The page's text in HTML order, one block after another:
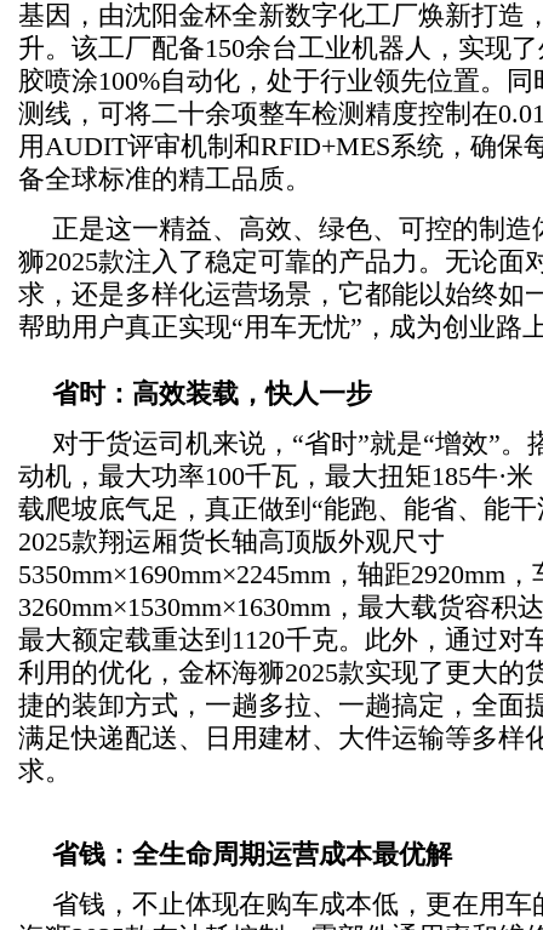
基因，由沈阳金杯全新数字化工厂焕新打造
升。该工厂配备150余台工业机器人，实现
胶喷涂100%自动化，处于行业领先位置。
测线，可将二十余项整车检测精度控制在
用AUDIT评审机制和RFID+MES系统，确保
备全球标准的精工品质。
正是这一精益、高效、绿色、可控的制造
狮2025款注入了稳定可靠的产品力。无论面
求，还是多样化运营场景，它都能以始终如
帮助用户真正实现“用车无忧”，成为创业路
省时：高效装载，快人一步
对于货运司机来说，“省时”就是“增效”。
动机，最大功率100千瓦，最大扭矩185牛·
载爬坡底气足，真正做到“能跑、能省、能
2025款翔运厢货长轴高顶版外观尺寸
5350mm×1690mm×2245mm，轴距2920mm
3260mm×1530mm×1630mm，最大载货容积
最大额定载重达到1120千克。此外，通过对
利用的优化，金杯海狮2025款实现了更大的
捷的装卸方式，一趟多拉、一趟搞定，全面
满足快递配送、日用建材、大件运输等多样
求。
省钱：全生命周期运营成本最优解
省钱，不止体现在购车成本低，更在用车